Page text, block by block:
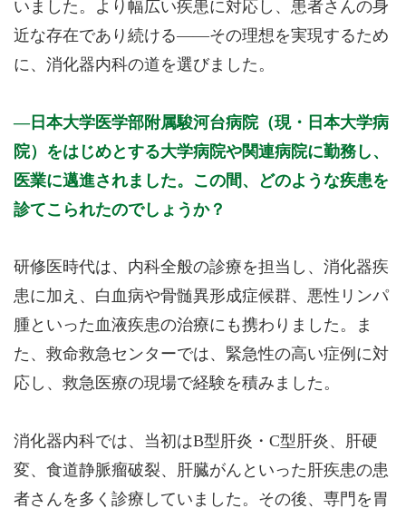
いました。より幅広い疾患に対応し、患者さんの身
近な存在であり続ける——その理想を実現するため
に、消化器内科の道を選びました。
日本大学医学部附属駿河台病院（現・日本大学病
院）をはじめとする大学病院や関連病院に勤務し、
医業に邁進されました。この間、どのような疾患を
診てこられたのでしょうか？
研修医時代は、内科全般の診療を担当し、消化器疾
患に加え、白血病や骨髄異形成症候群、悪性リンパ
腫といった血液疾患の治療にも携わりました。ま
た、救命救急センターでは、緊急性の高い症例に対
応し、救急医療の現場で経験を積みました。
消化器内科では、当初はB型肝炎・C型肝炎、肝硬
変、食道静脈瘤破裂、肝臓がんといった肝疾患の患
者さんを多く診療していました。その後、専門を胃